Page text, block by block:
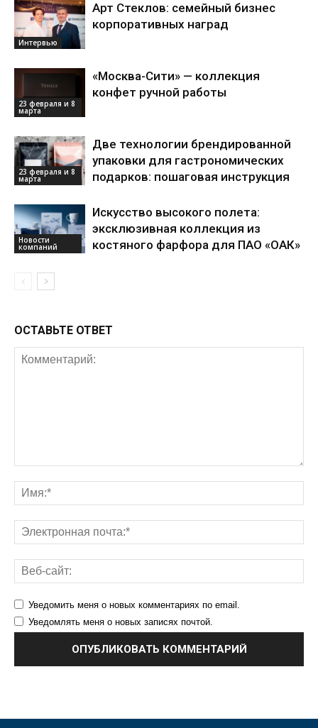
Интервью
Арт Стеклов: семейный бизнес
корпоративных наград
23 февраля и 8
марта
«Москва-Сити» — коллекция
конфет ручной работы
23 февраля и 8
марта
Две технологии брендированной
упаковки для гастрономических
подарков: пошаговая инструкция
Новости
компаний
Искусство высокого полета:
эксклюзивная коллекция из
костяного фарфора для ПАО «ОАК»
ОСТАВЬТЕ ОТВЕТ
Уведомить меня о новых комментариях по email.
Уведомлять меня о новых записях почтой.